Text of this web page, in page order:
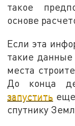
такое
основе
Если эта
такие данные
места
До конца
запустить
спутнику